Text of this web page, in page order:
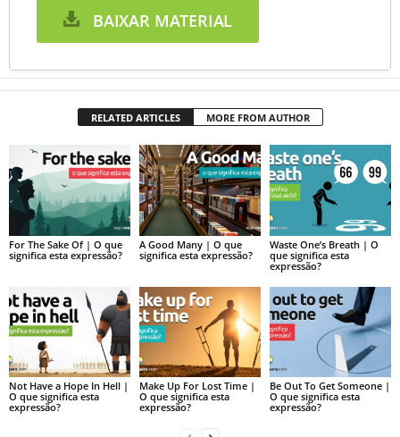
BAIXAR MATERIAL
RELATED ARTICLES MORE FROM AUTHOR
For The Sake Of | O que
significa esta expressão?
A Good Many | O que
significa esta expressão?
Waste One’s Breath | O
que significa esta
expressão?
Not Have a Hope In Hell |
O que significa esta
expressão?
Make Up For Lost Time |
O que significa esta
expressão?
Be Out To Get Someone |
O que significa esta
expressão?